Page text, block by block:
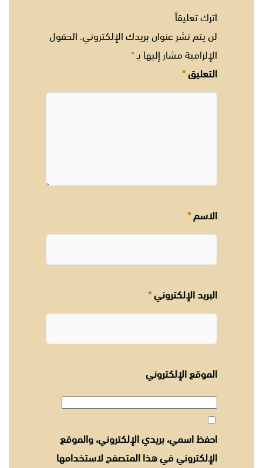
اترك تعليقاً
لن يتم نشر عنوان بريدك الإلكتروني. الحقول
الإلزامية مشار إليها بـ*
التعليق*
الاسم*
البريد الإلكتروني*
الموقع الإلكتروني
احفظ اسمي، بريدي الإلكتروني، والموقع
الإلكتروني في هذا المتصفح لاستخدامها